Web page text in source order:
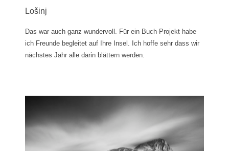
Lošinj
Das war auch ganz wundervoll. Für ein Buch-Projekt habe
ich Freunde begleitet auf Ihre Insel. Ich hoffe sehr dass wir
nächstes Jahr alle darin blättern werden.